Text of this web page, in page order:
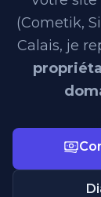
(Cometik,
Calais, je